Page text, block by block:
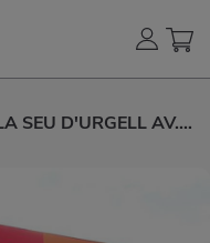
SEU D'URGELL AV.